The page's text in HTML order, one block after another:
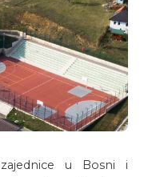
u Bosni i